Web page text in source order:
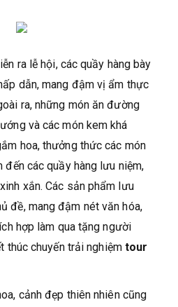
ra lễ hội, các quầy hàng bày
dẫn, mang đậm vị ẩm thực
ra, những món ăn đường
và các món kem khá
hoa, thưởng thức các món
đến các quầy hàng lưu niệm,
xắn. Các sản phẩm lưu
đề, mang đậm nét văn hóa,
hợp làm qua tặng người
thúc chuyến trải nghiệm tour
cảnh đẹp thiên nhiên cũng